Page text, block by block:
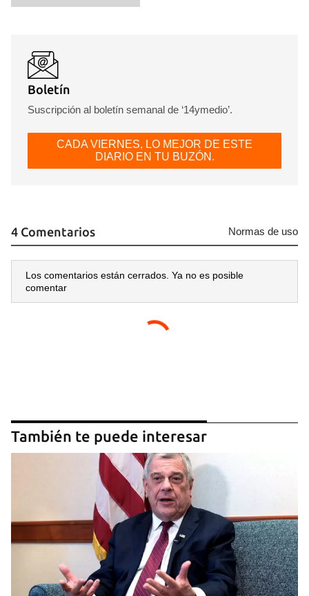
Boletín
Suscripción al boletín semanal de ‘14ymedio’.
CADA VIERNES, LO MEJOR DE ESTE
DIARIO EN TU BUZÓN.
4 Comentarios Normas de uso
Los comentarios están cerrados. Ya no es posible
comentar
También te puede interesar